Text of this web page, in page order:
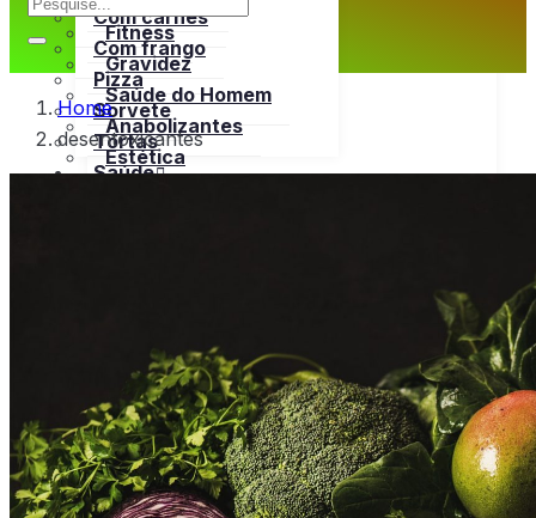
Fitness
Gravidez
Saúde do Homem
Anabolizantes
Estética
Tabela Nutricional
Bebidas
Carnes
Open menu
Bovina
Frango
Peru
Com carnes
Com frango
Pizza
Sorvete
Tortas
Saúde
Anabolizantes
Estética
Dores
Remédios Caseiros
Vitaminas
Home
desentoxicantes